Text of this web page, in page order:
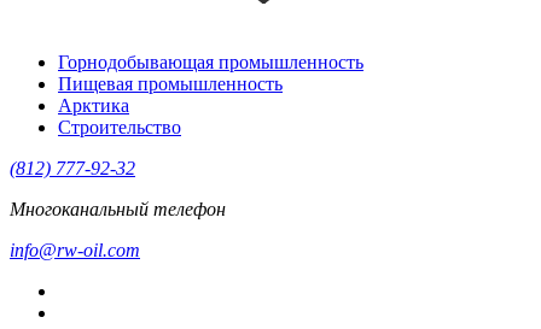
Горнодобывающая промышленность
Пищевая промышленность
Арктика
Строительство
(812) 777-92-32
Многоканальный телефон
info@rw-oil.com